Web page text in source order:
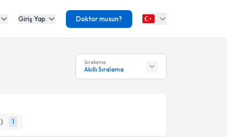
Giriş Yap Doktor musun?
Sıralama
Akıllı Sıralama
1